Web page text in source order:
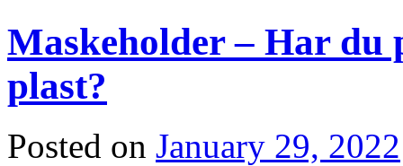
Maskeholder – Har du
plast?
Posted on January 29, 2022